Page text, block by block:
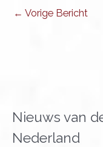
← Vorige Bericht
Nieuws van
Nederland